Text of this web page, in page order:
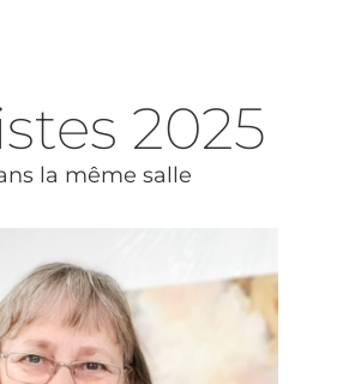
2025
la même salle